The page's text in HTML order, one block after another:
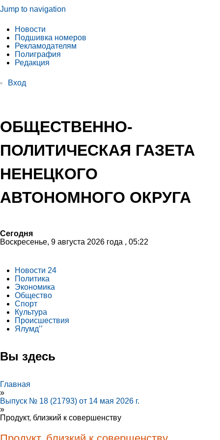
Jump to navigation
Новости
Подшивка номеров
Рекламодателям
Полиграфия
Редакция
Вход
ОБЩЕСТВЕННО-
ПОЛИТИЧЕСКАЯ ГАЗЕТА
НЕНЕЦКОГО
АВТОНОМНОГО ОКРУГА
Сегодня
Воскресенье, 9 августа 2026 года , 05:22
Новости 24
Политика
Экономика
Общество
Спорт
Культура
Происшествия
Ялумд’’
Вы здесь
Главная
»
Выпуск № 18 (21793) от 14 мая 2026 г.
»
Продукт, близкий к совершенству